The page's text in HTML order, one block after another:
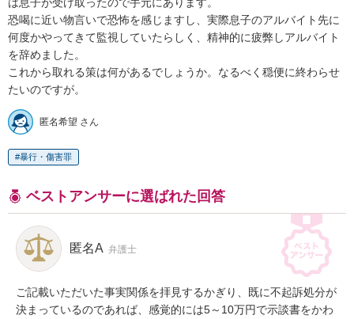
は息子が受け取ったので手元にあります。
恐喝に近い物言いで恐怖を感じますし、実際息子のアルバイト先に
何度かやってきて監視していたらしく、精神的に疲弊しアルバイト
を辞めました。
これから取れる策は何があるでしょうか。なるべく穏便に終わらせ
たいのですが。
匿名希望 さん
暴行・傷害罪
ベストアンサーに選ばれた回答
匿名A 弁護士
ご記載いただいた事実関係を拝見するかぎり、既に不起訴処分が
決まっているのであれば、感覚的には5～10万円で示談書をかわ